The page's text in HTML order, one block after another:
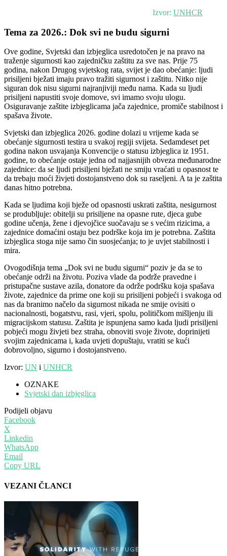
Izvor: UNHCR
Tema za 2026.: Dok svi ne budu sigurni
Ove godine, Svjetski dan izbjeglica usredotočen je na pravo na
traženje sigurnosti kao zajedničku zaštitu za sve nas. Prije 75
godina, nakon Drugog svjetskog rata, svijet je dao obećanje: ljudi
prisiljeni bježati imaju pravo tražiti sigurnost i zaštitu. Nitko nije
siguran dok nisu sigurni najranjiviji među nama. Kada su ljudi
prisiljeni napustiti svoje domove, svi imamo svoju ulogu.
Osiguravanje zaštite izbjeglicama jača zajednice, promiče stabilnost i
spašava živote.
Svjetski dan izbjeglica 2026. godine dolazi u vrijeme kada se
obećanje sigurnosti testira u svakoj regiji svijeta. Sedamdeset pet
godina nakon usvajanja Konvencije o statusu izbjeglica iz 1951.
godine, to obećanje ostaje jedna od najjasnijih obveza međunarodne
zajednice: da se ljudi prisiljeni bježati ne smiju vraćati u opasnost te
da trebaju moći živjeti dostojanstveno dok su raseljeni. A ta je zaštita
danas hitno potrebna.
Kada se ljudima koji bježe od opasnosti uskrati zaštita, nesigurnost
se produbljuje: obitelji su prisiljene na opasne rute, djeca gube
godine učenja, žene i djevojčice suočavaju se s većim rizicima, a
zajednice domaćini ostaju bez podrške koja im je potrebna. Zaštita
izbjeglica stoga nije samo čin suosjećanja; to je uvjet stabilnosti i
mira.
Ovogodišnja tema „Dok svi ne budu sigurni“ poziv je da se to
obećanje održi na životu. Poziva vlade da podrže pravedne i
pristupačne sustave azila, donatore da održe podršku koja spašava
živote, zajednice da prime one koji su prisiljeni pobjeći i svakoga od
nas da branimo načelo da sigurnost nikada ne smije ovisiti o
nacionalnosti, bogatstvu, rasi, vjeri, spolu, političkom mišljenju ili
migracijskom statusu. Zaštita je ispunjena samo kada ljudi prisiljeni
pobjeći mogu živjeti bez straha, obnoviti svoje živote, doprinijeti
svojim zajednicama i, kada uvjeti dopuštaju, vratiti se kući
dobrovoljno, sigurno i dostojanstveno.
Izvor: UN i UNHCR
OZNAKE
Svjetski dan izbjeglica
Podijeli objavu
Facebook
X
Linkedin
WhatsApp
Email
Copy URL
VEZANI ČLANCI